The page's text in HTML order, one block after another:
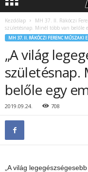
Kezdőlap MH 37. II. Rákóczi
születésnap. Minél több van belőle
MH 37. II. RÁKÓCZI FERENC MŰSZAKI
„A világ
születésnap.
belőle egy
2019.09.24. 708
„A világ